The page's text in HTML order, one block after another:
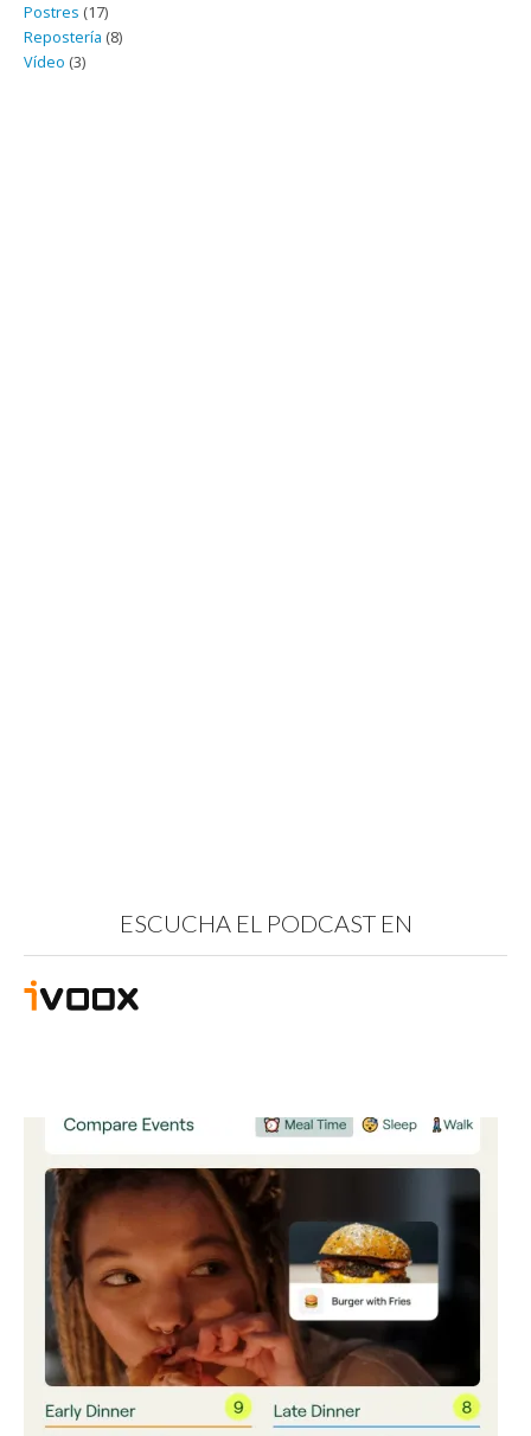
Postres (17)
Repostería (8)
Vídeo (3)
ESCUCHA EL PODCAST EN